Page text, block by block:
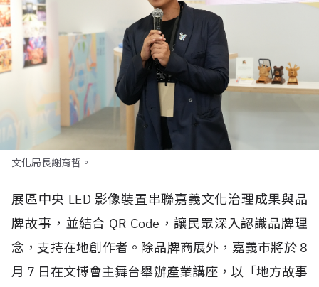
文化局長謝育哲。
展區中央 LED 影像裝置串聯嘉義文化治理成果與品
牌故事，並結合 QR Code ，讓民眾深入認識品牌理
念，支持在地創作者。除品牌商展外，嘉義市將於 8
月 7 日在文博會主舞台舉辦產業講座，以「地方故事